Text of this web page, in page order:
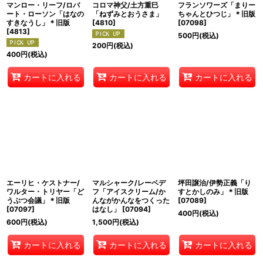
マンロー・リーフ/ロバ
ート・ローソン「はなの
すきなうし」＊旧版
[4813]
400円(税込)
カートに入れる
コロマ神父/土方重巳
「ねずみとおうさま」
[4810]
200円(税込)
カートに入れる
フランソワーズ「まりー
ちゃんとひつじ」＊旧版
[07098]
500円(税込)
カートに入れる
エーリヒ・ケストナー/
ワルター・トリヤー「ど
うぶつ会議」＊旧版
[07097]
600円(税込)
カートに入れる
マルシャーク/レーベデ
フ「アイスクリーム/か
んながかんなをつくった
はなし」
[07094]
1,500円(税込)
カートに入れる
坪田譲治/伊勢正義「り
すとかしのみ」＊旧版
[07089]
400円(税込)
カートに入れる